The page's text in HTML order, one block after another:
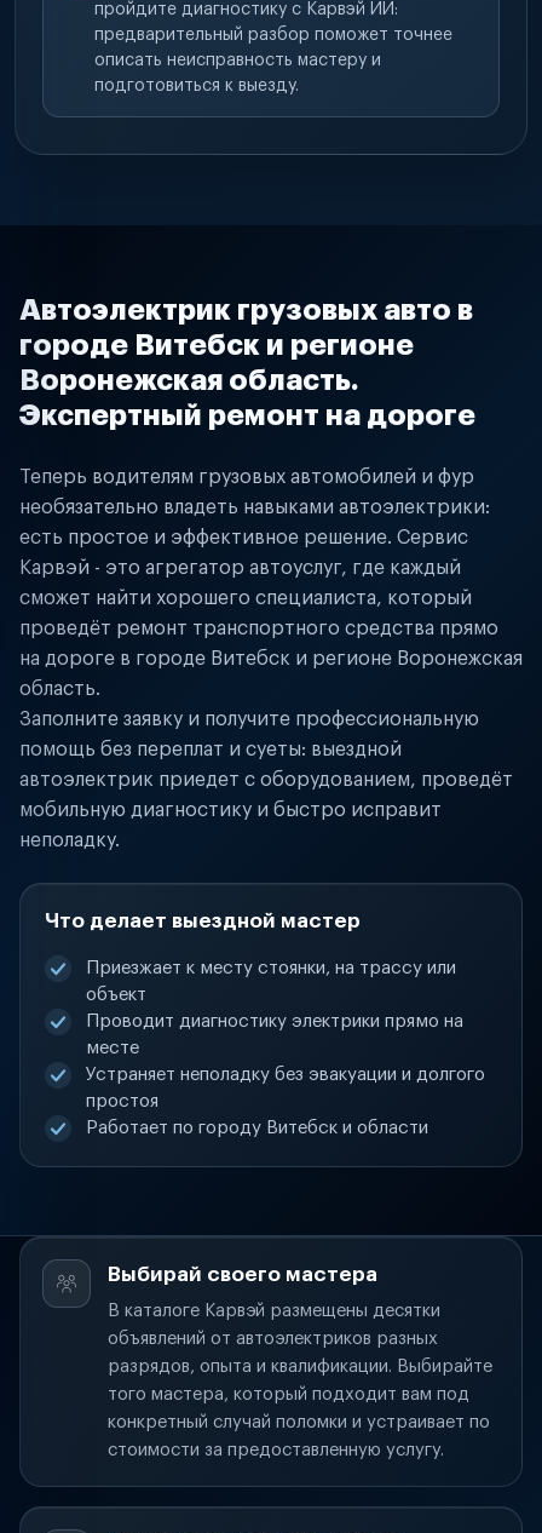
пройдите диагностику с Карвэй ИИ:
предварительный разбор поможет точнее
описать неисправность мастеру и
подготовиться к выезду.
Автоэлектрик грузовых авто в
городе Витебск и регионе
Воронежская область.
Экспертный ремонт на дороге
Теперь водителям грузовых автомобилей и фур
необязательно владеть навыками автоэлектрики:
есть простое и эффективное решение. Сервис
Карвэй - это агрегатор автоуслуг, где каждый
сможет найти хорошего специалиста, который
проведёт ремонт транспортного средства прямо
на дороге в городе Витебск и регионе Воронежская
область.
Заполните заявку и получите профессиональную
помощь без переплат и суеты: выездной
автоэлектрик приедет с оборудованием, проведёт
мобильную диагностику и быстро исправит
неполадку.
Что делает выездной мастер
Приезжает к месту стоянки, на трассу или
объект
Проводит диагностику электрики прямо на
месте
Устраняет неполадку без эвакуации и долгого
простоя
Работает по городу Витебск и области
Выбирай своего мастера
В каталоге Карвэй размещены десятки
объявлений от автоэлектриков разных
разрядов, опыта и квалификации. Выбирайте
того мастера, который подходит вам под
конкретный случай поломки и устраивает по
стоимости за предоставленную услугу.